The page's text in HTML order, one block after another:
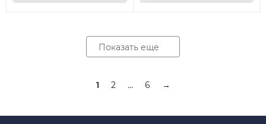
Показать еще
1 2 ... 6 →